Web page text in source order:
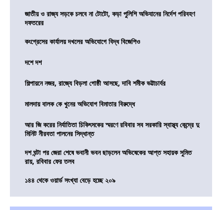
জাতীয় ও রাজ্য সড়কে চলবে না টোটো, কড়া পুলিশি অভিযানের নির্দেশ পরিবহণ
দফতরের
কংগ্রেসের কার্যালয় দখলের অভিযোগে বিদ্ধ বিজেপিও
দশে দশ
শিল্পায়নে নজর, রাজ্যে বিড়লা গোষ্ঠী আসছে, দাবি শমীক ভট্টাচার্যর
মালদায় বালক কে খুনের অভিযোগ বিমাতার বিরুদ্ধে
আর জি করের নির্যাতিতা চিকিৎসকের স্মরণে রবিবার সব সরকারি স্বাস্থ্য কেন্দ্রে দু
মিনিট নীরবতা পালনের সিদ্ধান্ত
দশ ঘন্টা পর জেরা শেষে ভবানী ভবন ছাড়লেন অভিষেকের আপ্ত সহায়ক সুমিত
রায়, রবিবার ফের তলব
১৪৪ থেকে ওয়ার্ড সংখ্যা বেড়ে হচ্ছে ২০৯